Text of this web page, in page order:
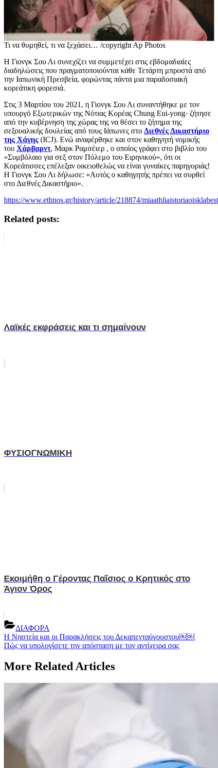
Τι να θυμηθεί, τι να ξεχάσει… /copyright Ap Photos
Η Γιονγκ Σου Λι συνεχίζει να συμμετέχει στις εβδομαδιαίες
διαδηλώσεις που πραγματοποιούνται κάθε Τετάρτη μπροστά από
την Ιαπωνική Πρεσβεία, φορώντας πάντα μια παραδοσιακή
κορεάτικη φορεσιά.
Στις 3 Μαρτίου του 2021, η Γιονγκ Σου Λι συναντήθηκε με τον
υπουργό Εξωτερικών της Νότιας Κορέας Chung Eui-yong· ζήτησε
από την κυβέρνηση της χώρας της να θέσει το ζήτημα της
σεξουαλικής δουλείας από τους Ιάπωνες στο Διεθνές Δικαστήριο
της Χάγης (ICJ). Ενώ αναφέρθηκε και στον καθηγητή νομικής
του Χάρβαρντ, Μαρκ Ραμσέιερ , ο οποίος γράφει στο βιβλίο του
«Συμβόλαιο για σεξ στον Πόλεμο του Ειρηνικού», ότι οι
Κορεάτισσες επέλεξαν οικειοθελώς να είναι γυναίκες παρηγοριάς!
Η Γιονγκ Σου Λι δήλωσε: «Αυτός ο καθηγητής πρέπει να συρθεί
στο Διεθνές Δικαστήριο».
https://www.ethnos.gr/history/article/218874/
Related posts:
Λαϊκές εκφράσεις και τι σημαίνουν
ΦΥΣΙΟΓΝΩΜΙΚΗ
Εκοιμήθη ο Γέροντας Παΐσιος ο Κρητικός στο
Άγιον Όρος
ΔΙΑΦΟΡΑ
Post
navigation
Previous
Post:
Η Νηστεία και οι Παρακλήσεις του Δεκαπενταύγουστου￼￼
Next
Πώς να υπολογίσετε την απόσταση με τον αντίχειρα σας
More Related Articles